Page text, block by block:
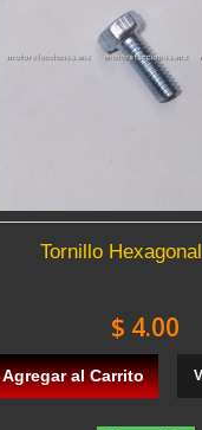
Tornillo
$ 4.00
Agregar al Carrito